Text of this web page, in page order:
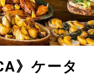
》ケータ